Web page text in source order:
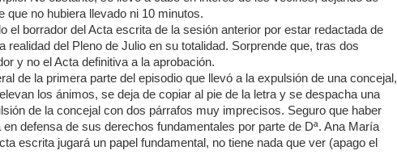
que no hubiera llevado ni 10 minutos.
el borrador del Acta escrita de la sesión anterior por estar redactada de
realidad del Pleno de Julio en su totalidad. Sorprende que, tras dos
y no el Acta definitiva a la aprobación.
de la primera parte del episodio que llevó a la expulsión de una concejal,
los ánimos, se deja de copiar al pie de la letra y se despacha una
de la concejal con dos párrafos muy imprecisos. Seguro que haber
defensa de sus derechos fundamentales por parte de Dª. Ana María
escrita jugará un papel fundamental, no tiene nada que ver (apago el